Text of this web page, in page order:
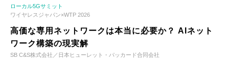
ローカル5Gサミット
ワイヤレスジャパン×WTP 2026
高価な専用ネットワークは本当に必要か？ AIネット
ワーク構築の現実解
SB C&S株式会社／日本ヒューレット・パッカード合同会社